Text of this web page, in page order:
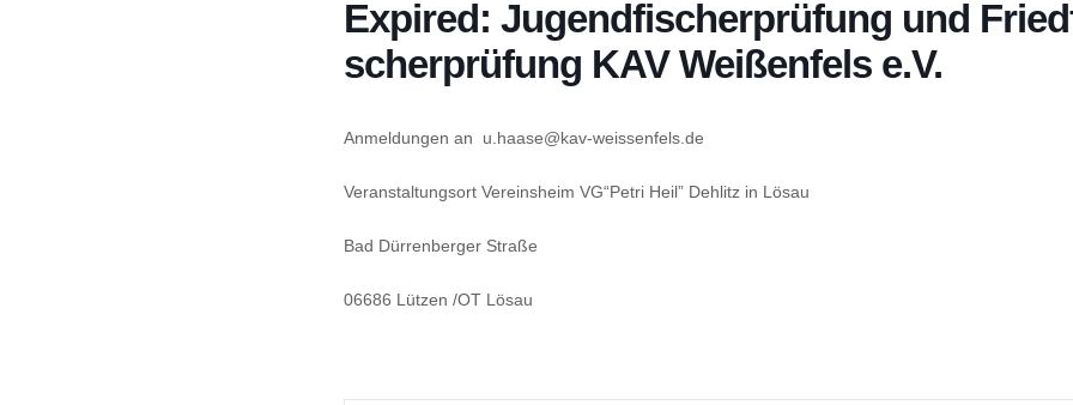
Expi­red: Jugend­fi­scher­prü­fung und
scher­prü­fung KAV Wei­ßen­fels e.V.
Anmel­dun­gen an u.haase@kav-weissenfels.de
Ver­an­stal­tungs­ort Ver­eins­heim VG“Petri Heil” Dehlitz in Lösau
Bad Dür­ren­ber­ger Stra­ße
06686 Lüt­zen /OT Lösau